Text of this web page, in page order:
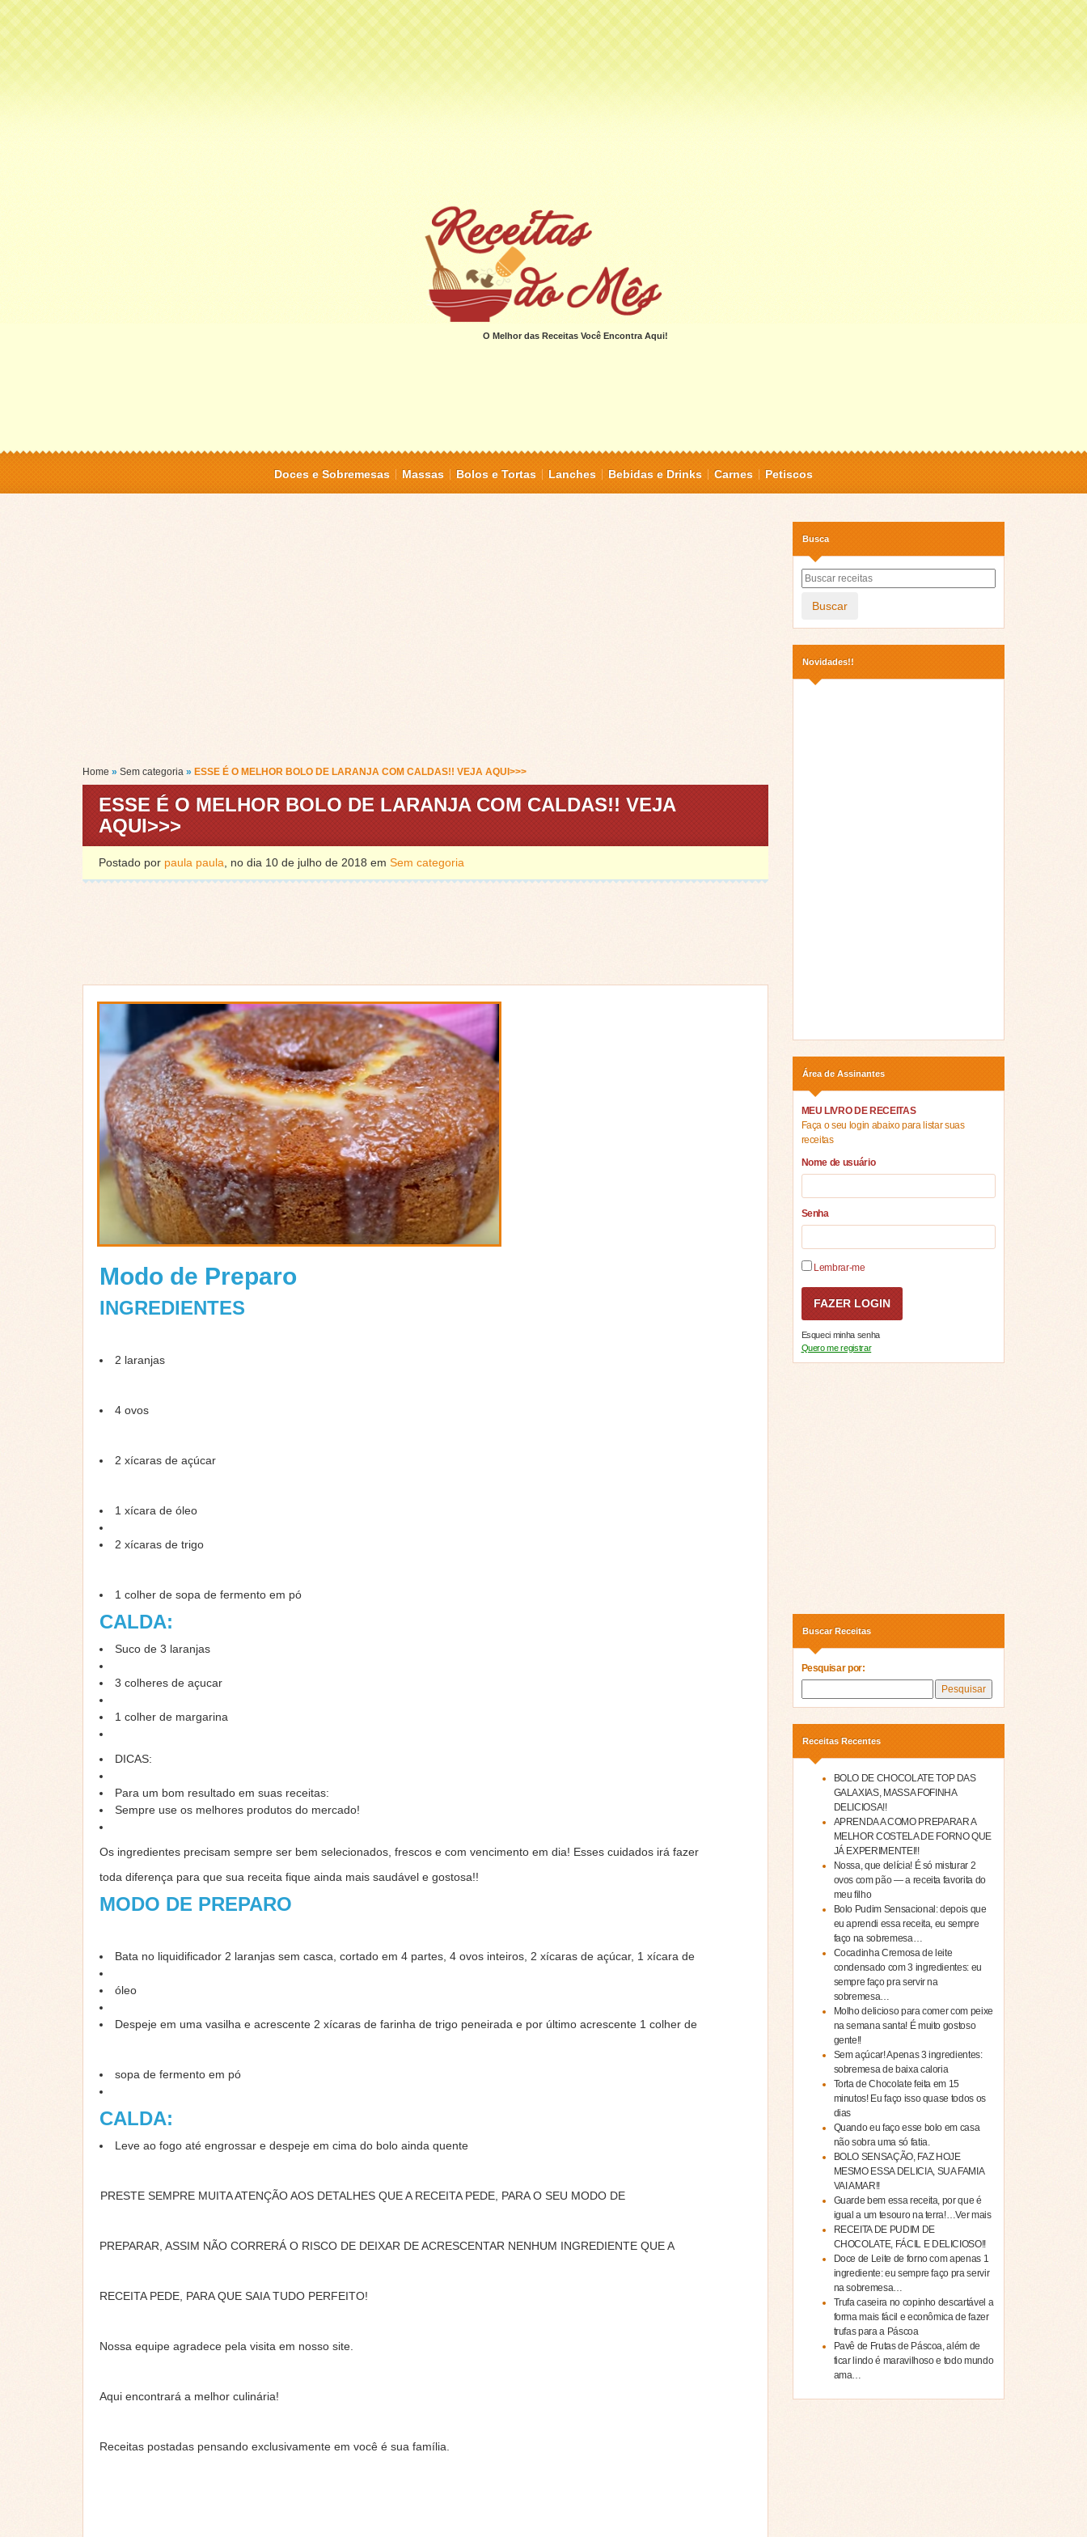
O Melhor das Receitas Você Encontra Aqui!
Doces e Sobremesas Massas Bolos e Tortas Lanches Bebidas e Drinks Carnes Petiscos
Home » Sem categoria » ESSE É O MELHOR BOLO DE LARANJA COM CALDAS!! VEJA AQUI>>>
ESSE É O MELHOR BOLO DE LARANJA COM CALDAS!! VEJA
AQUI>>>
Postado por paula paula, no dia 10 de julho de 2018 em Sem categoria
Modo de Preparo
INGREDIENTES
2 laranjas
4 ovos
2 xícaras de açúcar
1 xícara de óleo
2 xícaras de trigo
1 colher de sopa de fermento em pó
CALDA:
Suco de 3 laranjas
3 colheres de açucar
1 colher de margarina
DICAS:
Para um bom resultado em suas receitas:
Sempre use os melhores produtos do mercado!
Os ingredientes precisam sempre ser bem selecionados, frescos e com vencimento em dia! Esses cuidados irá fazer
toda diferença para que sua receita fique ainda mais saudável e gostosa!!
MODO DE PREPARO
Bata no liquidificador 2 laranjas sem casca, cortado em 4 partes, 4 ovos inteiros, 2 xícaras de açúcar, 1 xícara de
óleo
Despeje em uma vasilha e acrescente 2 xícaras de farinha de trigo peneirada e por último acrescente 1 colher de
sopa de fermento em pó
CALDA:
Leve ao fogo até engrossar e despeje em cima do bolo ainda quente
PRESTE SEMPRE MUITA ATENÇÃO AOS DETALHES QUE A RECEITA PEDE, PARA O SEU MODO DE
PREPARAR, ASSIM NÃO CORRERÁ O RISCO DE DEIXAR DE ACRESCENTAR NENHUM INGREDIENTE QUE A
RECEITA PEDE, PARA QUE SAIA TUDO PERFEITO!
Nossa equipe agradece pela visita em nosso site.
Aqui encontrará a melhor culinária!
Receitas postadas pensando exclusivamente em você é sua família.
Busca
Buscar
Novidades!!
Área de Assinantes
MEU LIVRO DE RECEITAS
Faça o seu login abaixo para listar suas
receitas
Nome de usuário
Senha
Lembrar-me
Esqueci minha senha
Quero me registrar
Buscar Receitas
Pesquisar por:
Receitas Recentes
BOLO DE CHOCOLATE TOP DAS
GALAXIAS, MASSA FOFINHA
DELICIOSA!!
APRENDA A COMO PREPARAR A
MELHOR COSTELA DE FORNO QUE
JÁ EXPERIMENTEI!!
Nossa, que delícia! É só misturar 2
ovos com pão — a receita favorita do
meu filho
Bolo Pudim Sensacional: depois que
eu aprendi essa receita, eu sempre
faço na sobremesa…
Cocadinha Cremosa de leite
condensado com 3 ingredientes: eu
sempre faço pra servir na
sobremesa…
Molho delicioso para comer com peixe
na semana santa! É muito gostoso
gente!!
Sem açúcar! Apenas 3 ingredientes:
sobremesa de baixa caloria
Torta de Chocolate feita em 15
minutos! Eu faço isso quase todos os
dias
Quando eu faço esse bolo em casa
não sobra uma só fatia.
BOLO SENSAÇÃO, FAZ HOJE
MESMO ESSA DELICIA, SUA FAMIA
VAI AMAR!!
Guarde bem essa receita, por que é
igual a um tesouro na terra!…Ver mais
RECEITA DE PUDIM DE
CHOCOLATE, FÁCIL E DELICIOSO!!
Doce de Leite de forno com apenas 1
ingrediente: eu sempre faço pra servir
na sobremesa…
Trufa caseira no copinho descartável a
forma mais fácil e econômica de fazer
trufas para a Páscoa
Pavê de Frutas de Páscoa, além de
ficar lindo é maravilhoso e todo mundo
ama…